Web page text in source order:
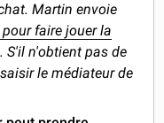
Martin envoie
faire jouer la
. S'il n'obtient pas de
le médiateur de